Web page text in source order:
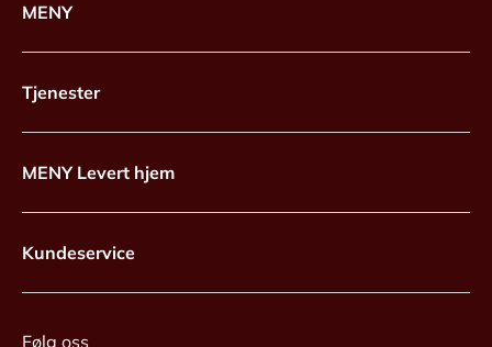
MENY
Tjenester
MENY Levert hjem
Kundeservice
Følg oss